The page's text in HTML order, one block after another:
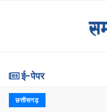
ई-पेपर
छत्तीसगढ़